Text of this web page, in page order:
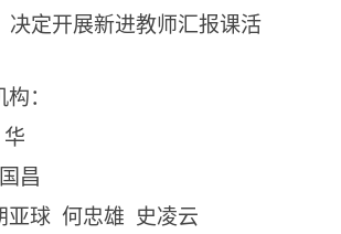
决定开展新进教师汇报课活
：
昌
亚球 何忠雄 史凌云